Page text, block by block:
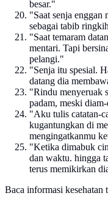
besar."
"Saat senja enggan
sebagai tabib
"Saat temaram
mentari. Tapi
pelangi."
"Senja itu spesial.
datang dia
"Rindu menyeruak
padam, meski
"Aku tulis catatan-
kugantungkan di
mengingatkanmu
"Ketika dimabuk
dan waktu. hingga
terus memikirkan
Baca informasi kesehatan